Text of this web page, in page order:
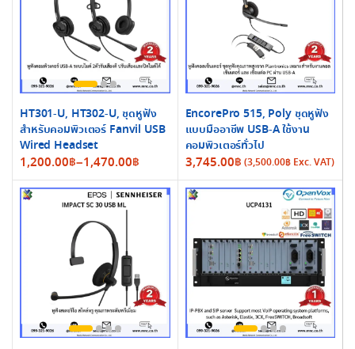
HT301-U, HT302-U, ชุดหูฟัง
สำหรับคอมพิวเตอร์ Fanvil USB
Wired Headset
1,200.00฿–1,470.00฿
Price
range:
1,200.00฿
1,470.00฿
EncorePro 515, Poly ชุดหูฟัง
แบบมืออาชีพ USB-A ใช้งาน
คอมพิวเตอร์ทั่วไป
3,745.00฿ (3,500.00฿Exc. VAT)